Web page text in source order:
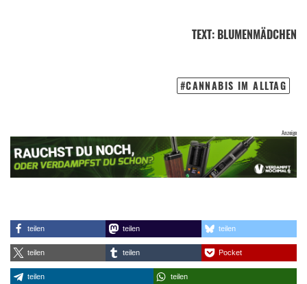
TEXT: BLUMENMÄDCHEN
CANNABIS IM ALLTAG
teilen teilen teilen
teilen teilen Pocket
teilen teilen